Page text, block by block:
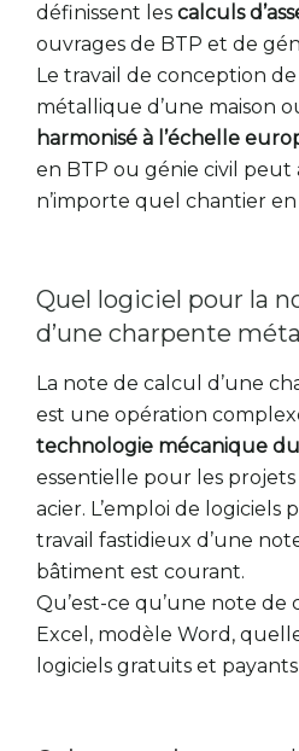
définissent les calculs
ouvrages de BTP et de
Le travail de conception
métallique d’une maison
harmonisé à l’échelle
en BTP ou génie civil peut
n’importe quel chantier
Quel logiciel pour la
d’une charpente
La note de calcul d’une
est une opération
technologie mécanique
essentielle pour les
acier. L’emploi de
travail fastidieux d’une
bâtiment est courant.
Qu’est-ce qu’une note de
Excel, modèle Word,
logiciels gratuits et payants